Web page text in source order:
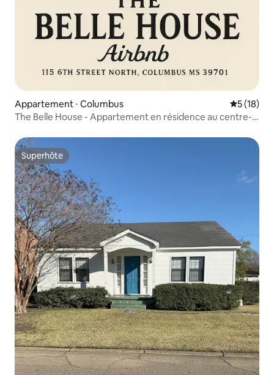
Appartement ⋅ Columbus
5 (18)
The Belle House - Appartement en résidence au centre-
Superhôte
Superhôte